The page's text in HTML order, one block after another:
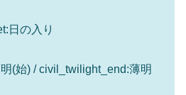
日の入り
(始) / civil_twilight_end:薄明